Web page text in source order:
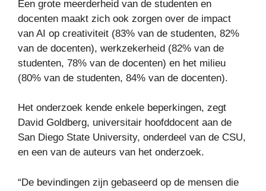
Een grote meerderheid van de studenten en
docenten maakt zich ook zorgen over de impact
van AI op creativiteit (83% van de studenten, 82%
van de docenten), werkzekerheid (82% van de
studenten, 78% van de docenten) en het milieu
(80% van de studenten, 84% van de docenten).
Het onderzoek kende enkele beperkingen, zegt
David Goldberg, universitair hoofddocent aan de
San Diego State University, onderdeel van de CSU,
en een van de auteurs van het onderzoek.
“De bevindingen zijn gebaseerd op de mensen die